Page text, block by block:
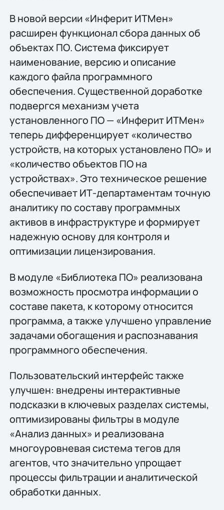
В новой версии «Инферит ИТМен»
расширен функционал сбора данных об
объектах ПО. Система фиксирует
наименование, версию и описание
каждого файла программного
обеспечения. Существенной доработке
подвергся механизм учета
установленного ПО — «Инферит ИТМен»
теперь дифференцирует «количество
устройств, на которых установлено ПО» и
«количество объектов ПО на
устройствах». Это техническое решение
обеспечивает ИТ-департаментам точную
аналитику по составу программных
активов в инфраструктуре и формирует
надежную основу для контроля и
оптимизации лицензирования.
В модуле «Библиотека ПО» реализована
возможность просмотра информации о
составе пакета, к которому относится
программа, а также улучшено управление
задачами обогащения и распознавания
программного обеспечения.
Пользовательский интерфейс также
улучшен: внедрены интерактивные
подсказки в ключевых разделах системы,
оптимизированы фильтры в модуле
«Анализ данных» и реализована
многоуровневая система тегов для
агентов, что значительно упрощает
процессы фильтрации и аналитической
обработки данных.